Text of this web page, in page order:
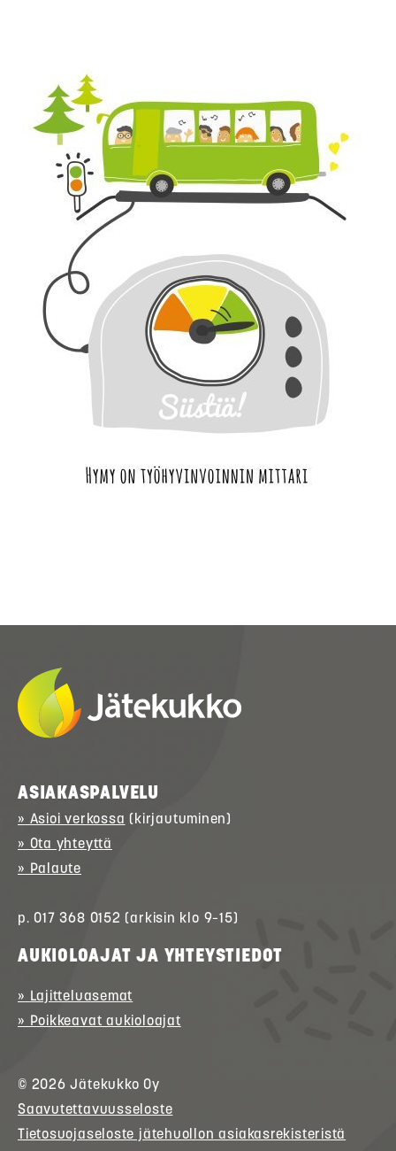
ASIAKASPALVELU
» Asioi verkossa (kirjautuminen)
» Ota yhteyttä
» Palaute
p. 017 368 0152 (arkisin klo 9–15)
AUKIOLOAJAT JA YHTEYSTIEDOT
» Lajitteluasemat
» Poikkeavat aukioloajat
© 2026Jätekukko Oy
Saavutettavuusseloste
Tietosuojaseloste jätehuollon asiakasrekisteristä